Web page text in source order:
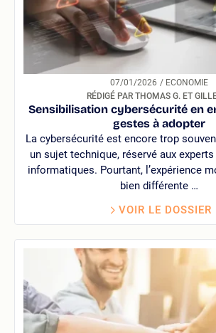
07/01/2026
/ ECONOMIE
RÉDIGÉ PAR THOMAS G. ET
Sensibilisation cybersécurité en
gestes à adopter
La cybersécurité est encore trop
un sujet technique, réservé aux
informatiques. Pourtant, l’expérience
bien différente …
VOIR LE DOSSIER